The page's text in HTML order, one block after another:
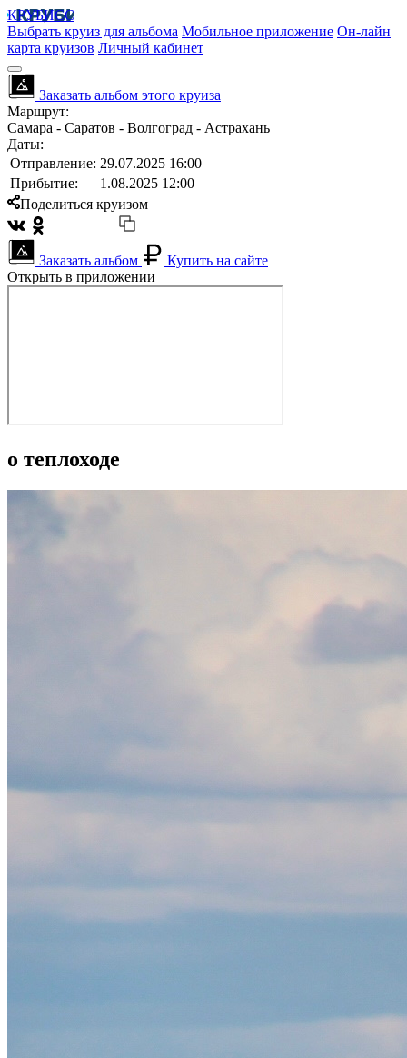
КРУБИСС
Выбрать круиз для альбома Мобильное приложение Он-лайн
карта круизов Личный кабинет
Заказать альбом этого круиза
Маршрут:
Самара - Саратов - Волгоград - Астрахань
Даты:
Отправление: 29.07.2025 16:00
Прибытие:
1.08.2025 12:00
Поделиться круизом
Заказать альбом
Купить на сайте
Открыть в приложении
о теплоходе